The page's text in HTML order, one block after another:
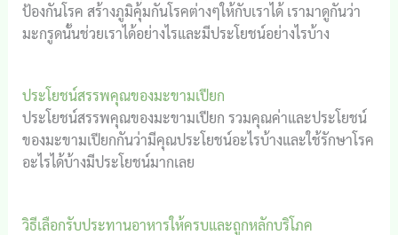
ป้องกันโรค สร้างภูมิคุ้มกันโรคต่างๆให้กับเราได้ เรามาดูกันว่า
มะกรูดนั้นช่วยเราได้อย่างไรและมีประโยชน์อย่างไรบ้าง
ประโยชน์สรรพคุณของมะขามเปียก
ประโยชน์สรรพคุณของมะขามเปียก รวมคุณค่าและประโยชน์
ของมะขามเปียกกันว่ามีคุณประโยชน์อะไรบ้างและใช้รักษาโรค
อะไรได้บ้างมีประโยชน์มากเลย
วิธีเลือกรับประทานอาหารให้ครบและถูกหลักบริโภค